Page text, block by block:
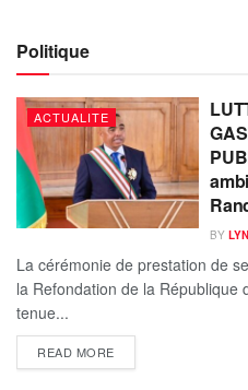
Politique
ACTUALITE
BY
La cérémonie de prestation de
la Refondation de la République
tenue...
READ MORE